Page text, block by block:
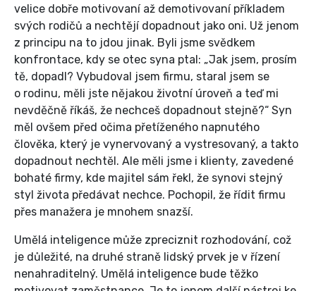
velice dobře motivovaní až demotivovaní příkladem
svých rodičů a nechtějí dopadnout jako oni. Už jenom
z principu na to jdou jinak. Byli jsme svědkem
konfrontace, kdy se otec syna ptal: „Jak jsem, prosím
tě, dopadl? Vybudoval jsem firmu, staral jsem se
o rodinu, měli jste nějakou životní úroveň a teď mi
nevděčně říkáš, že nechceš dopadnout stejně?“ Syn
měl ovšem před očima přetíženého napnutého
člověka, který je vynervovaný a vystresovaný, a takto
dopadnout nechtěl. Ale měli jsme i klienty, zavedené
bohaté firmy, kde majitel sám řekl, že synovi stejný
styl života předávat nechce. Pochopil, že řídit firmu
přes manažera je mnohem snazší.
Umělá inteligence může zpreciznit rozhodování, což
je důležité, na druhé straně lidský prvek je v řízení
nenahraditelný. Umělá inteligence bude těžko